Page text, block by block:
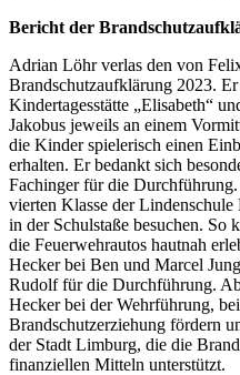
Bericht der
Adrian Löhr verlas den von
Brandschutzaufklärung 2023. Er
Kindertagesstätte „Elisabeth“
Jakobus jeweils an einem
die Kinder spielerisch einen
erhalten. Er bedankt sich
Fachinger für die
vierten Klasse der
in der Schulstaße besuchen. So
die Feuerwehrautos hautnah
Hecker bei Ben und Marcel
Rudolf für die Durchführung.
Hecker bei der Wehrführung,
Brandschutzerziehung fördern
der Stadt Limburg, die die
finanziellen Mitteln unterstützt.